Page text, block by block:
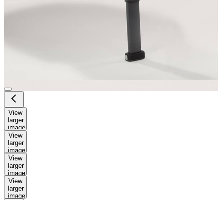
View
larger
image
View
larger
image
View
larger
image
View
larger
image